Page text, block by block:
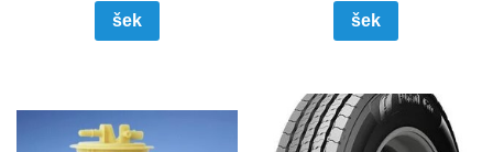
šek šek